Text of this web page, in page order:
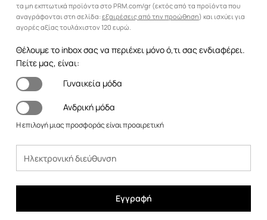
τα μη εκπτωτικά προϊόντα στο PRM.com/gr (εκτός από τα προϊόντα που
αναγράφονται στη σελίδα: εξαιρέσεις από την προώθηση) και ισχύει για
αγορές αξίας τουλάχιστον 120 ευρώ.
Θέλουμε το inbox σας να περιέχει μόνο ό,τι σας ενδιαφέρει.
Πείτε μας, είναι:
Γυναικεία μόδα
Ανδρική μόδα
Η επιλογή μιας προσφοράς είναι προαιρετική
Εγγραφή